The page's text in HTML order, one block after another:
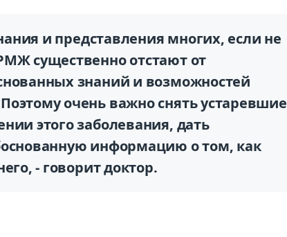
и представления многих, если не
существенно отстают от
знаний и возможностей
очень важно снять устаревшие
этого заболевания, дать
информацию о том, как
- говорит доктор.